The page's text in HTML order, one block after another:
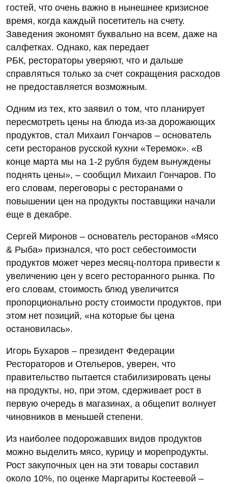
гостей, что очень важно в нынешнее кризисное
время, когда каждый посетитель на счету.
Заведения экономят буквально на всем, даже на
салфетках. Однако, как передает
РБК, рестораторы уверяют, что и дальше
справляться только за счет сокращения расходов
не предоставляется возможным.
Одним из тех, кто заявил о том, что планирует
пересмотреть цены на блюда из-за дорожающих
продуктов, стал Михаил Гончаров – основатель
сети ресторанов русской кухни «Теремок». «В
конце марта мы на 1-2 рубля будем вынуждены
поднять цены», – сообщил Михаил Гончаров. По
его словам, переговоры с ресторанами о
повышении цен на продукты поставщики начали
еще в декабре.
Сергей Миронов – основатель ресторанов «Мясо
& Рыба» признался, что рост себестоимости
продуктов может через месяц-полтора привести к
увеличению цен у всего ресторанного рынка. По
его словам, стоимость блюд увеличится
пропорционально росту стоимости продуктов, при
этом нет позиций, «на которые бы цена
остановилась».
Игорь Бухаров – президент Федерации
Рестораторов и Отельеров, уверен, что
правительство пытается стабилизировать цены
на продукты, но, при этом, сдерживает рост в
первую очередь в магазинах, а общепит волнует
чиновников в меньшей степени.
Из наиболее подорожавших видов продуктов
можно выделить мясо, курицу и морепродукты.
Рост закупочных цен на эти товары составил
около 10%, по оценке Маргариты Костеевой –